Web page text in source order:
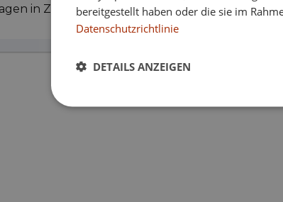
in Zahlungbereitgestellt haben oder die sie im
Datenschutzrichtlinie
DETAILS ANZEIGEN